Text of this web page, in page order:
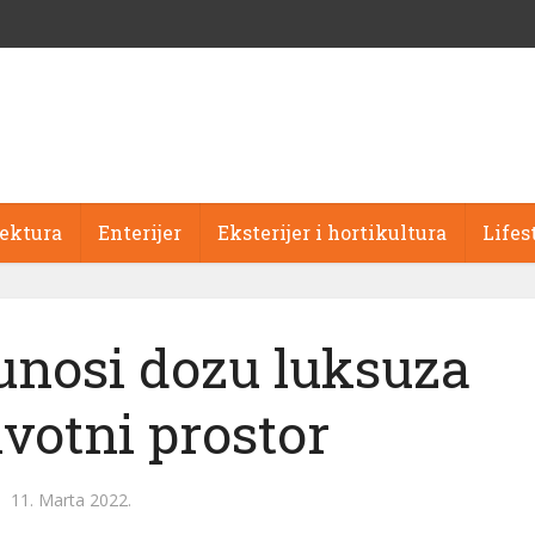
Enterijer Eksterijer i hortikultura
dozu luksuza
prostor
11. Marta 2022.